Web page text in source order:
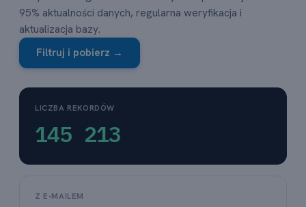
95% aktualności danych, regularna weryfikacja i
aktualizacja bazy.
Filtruj i pobierz →
LICZBA REKORDÓW
145 213
Z E-MAILEM